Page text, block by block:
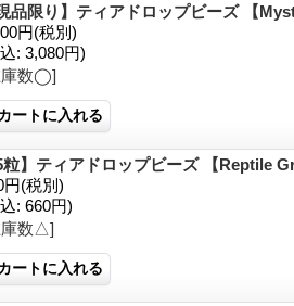
現品限り】ティアドロップビーズ 【
円(税別)
: 3,080円)
庫数◯]
5粒】ティアドロップビーズ 【Reptile
円(税別)
: 660円)
庫数△]